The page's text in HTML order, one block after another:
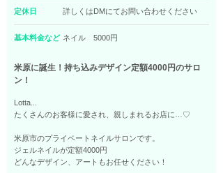
定休日 詳しくはDMにてお問い合わせください
基本料金など ネイル 5000円
米原に誕生！持ち込みデザイン定額4000円のサロ
ン！
Lotta...
たくさんのお客様に愛され、親しまれるお店に…♡
米原市のプライベートネイルサロンです。
ジェルネイルが定額4000円
どんなデザイン、アートもお任せください！